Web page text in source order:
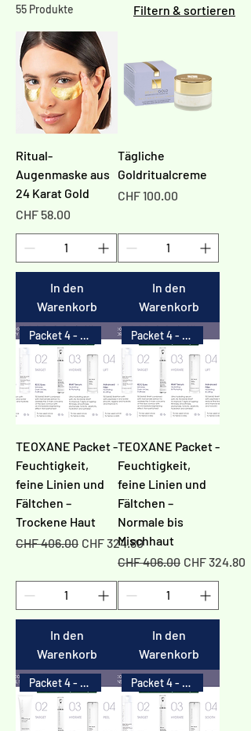
55 Produkte Filtern & sortieren
Ritual-
Augenmaske aus
24 Karat Gold
Preis
CHF 58.00
In den
Warenkorb
Tägliche
Goldritualcreme
Preis
CHF 100.00
In den
Warenkorb
Packet 4 - 20%
TEOXANE Packet -
Feuchtigkeit,
feine Linien und
Fältchen –
Trockene Haut
Standardpreis
CHF 406.00 Sale-Preis
CHF 324.80
In den
Warenkorb
Packet 4 - 20%
TEOXANE Packet -
Feuchtigkeit,
feine Linien und
Fältchen –
Normale bis
Mischhaut
Standardpreis
CHF 406.00 Sale-Preis
CHF 324.80
In den
Warenkorb
Packet 4 - 20% Packet 4 - 20%